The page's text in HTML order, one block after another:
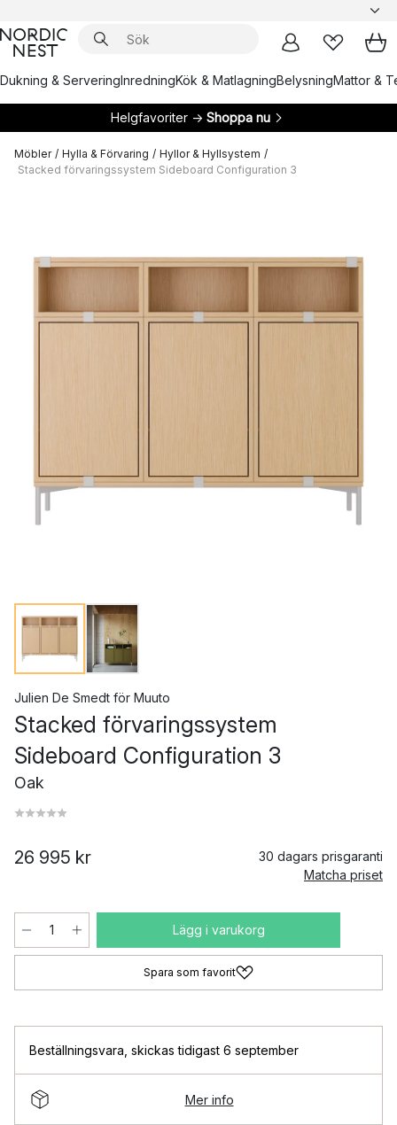
Dukning & ServeringInredningKök & MatlagningBelysningMattor &
Helgfavoriter → Shoppa nu
Möbler / Hylla & Förvaring / Hyllor & Hyllsystem /
Stacked förvaringssystem Sideboard Configuration 3
Julien De Smedt för Muuto
Stacked förvaringssystem
Sideboard Configuration 3
Oak
26 995 kr
30 dagars prisgaranti
Matcha priset
Lägg i varukorg
Spara som favorit
Beställningsvara skickas tidigast 6 september
Mer info